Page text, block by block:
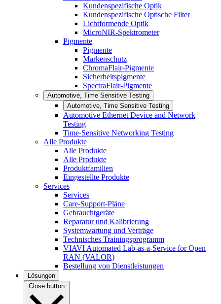
Kundenspezifische Optik
Kundenspezifische Optische Filter
Lichtformende Optik
MicroNIR-Spektrometer
Pigmente
Pigmente
Markenschutz
ChromaFlair-Pigmente
Sicherheitspigmente
SpectraFlair-Pigmente
Automotive, Time Sensitive Testing
Automotive, Time Sensitive Testing
Automotive Ethernet Device and Network
Testing
Time-Sensitive Networking Testing
Alle Produkte
Alle Produkte
Alle Produkte
Produktfamilien
Eingestellte Produkte
Services
Services
Care-Support-Pläne
Gebrauchtgeräte
Reparatur und Kalibrierung
Systemwartung und Verträge
Technisches Trainingsprogramm
VIAVI Automated Lab-as-a-Service for Open
RAN (VALOR)
Bestellung von Dienstleistungen
Lösungen
Close button